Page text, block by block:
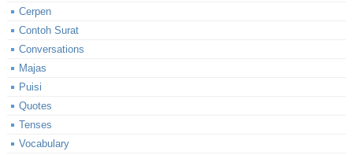
Cerpen
Contoh Surat
Conversations
Majas
Puisi
Quotes
Tenses
Vocabulary